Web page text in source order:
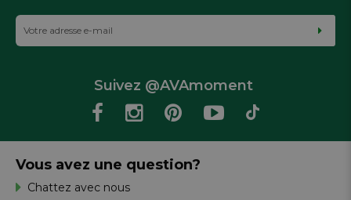
Suivez @AVAmoment
Vous avez une question?
Chattez avec nous